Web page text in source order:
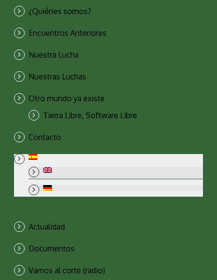
¿Quiénes somos?
Encuentros Anteriores
Nuestra Lucha
Nuestras Luchas
Otro mundo ya existe
Tierra Libre, Software Libre
Contacto
Actualidad
Documentos
Vamos al corte (radio)